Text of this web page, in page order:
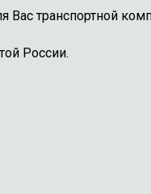
транспортной
России.